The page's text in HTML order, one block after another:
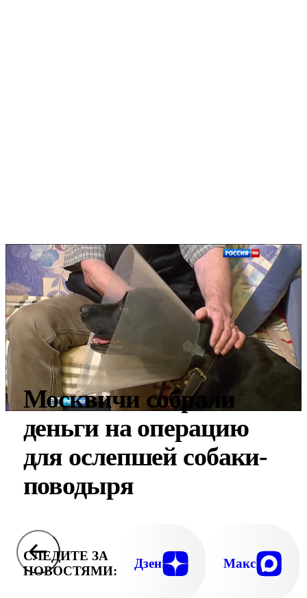
Москвичи собрали
деньги на операцию
для ослепшей собаки-
поводыря
СЛЕДИТЕ ЗА
НОВОСТЯМИ:
Дзен Макс